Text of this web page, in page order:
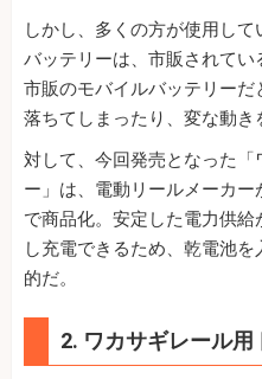
しかし、多くの方が使用し
バッテリーは、市販されてい
市販のモバイルバッテリー
落ちてしまったり、変な動き
対して、今回発売となった「
ー」は、電動リールメーカ
で商品化。安定した電力供
し充電できるため、乾電池
的だ。
2. ワカサギレール用